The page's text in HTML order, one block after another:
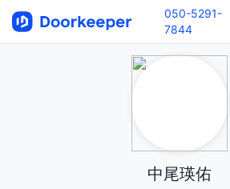
050-5291-
7844
中尾瑛佑